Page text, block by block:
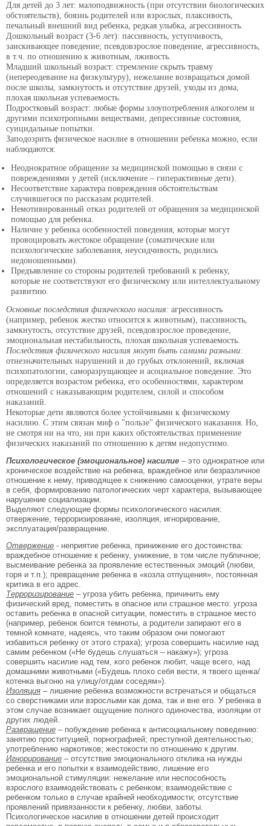
Для детей до 3 лет: малоподвижность (при отсутствии биологических
обстоятельств), боязнь родителей или взрослых, плаксивость,
печальный внешний вид ребенка, редкая улыбка, агрессивность.
Дошкольный возраст (3-6 лет): пассивность, уступчивость,
заискивающее поведение; псевдовзрослое поведение, агрессивность,
в т.ч. по отношению к животным, лживость.
Младший школьный возраст: стремление скрыть травму
(непереодевание на физкультуру), нежелание возвращаться домой
после школы, замкнутость и отсутствие друзей, уходы из дома,
плохая школьная успеваемость.
Подростковый возраст: любые формы злоупотребления алкоголем и
другими психотропными веществами, депрессивные состояния,
суицидальные попытки.
Заподозрить физическое насилие в отношении ребенка можно, если
наблюдаются:
Неоднократное обращение за медицинской помощью в связи с
повреждениями у детей (исключение – гиперактивные дети).
Несоответствие характера повреждения обстоятельствам
случившегося по рассказам родителей.
Немотивированный отказ родителей от обращения за медицинской
помощью для ребенка.
Наличие у ребенка особенностей поведения, которые могут
провоцировать жестокое обращение (соматические или
психологические заболевания, неусидчивость, родились
недоношенными).
Предъявление со стороны родителей требований к ребенку,
которые не соответствуют его физическому или интеллектуальному
развитию.
Основные последствия физического насилия: агрессивность
(например, ребенок жестко относится к животным), пассивность,
замкнутость, отсутствие друзей, псевдовзрослое проведение,
эмоциональная нестабильность, плохая школьная успеваемость.
Последствия физического насилия могут быть самими разными:
отнезначительных нарушений и до грубых отклонений, включая
психопатологии, саморазрущающее и асоциальное поведение. Это
определяется возрастом ребенка, его особенностями, характером
отношений с наказывающим родителем, силой и способом
наказаний.
Некоторые дети являются более устойчивыми к физическому
насилию. С этим связан миф о "пользе" физического наказания. Но,
не смотря ни на что, ни при каких обстоятельствах применение
физических наказаний по отношению к детям недопустимо.
Психологическое (эмоциональное) насилие – это однократное или
хроническое воздействие на ребенка, враждебное или безразличное
отношение к нему, приводящее к снижению самооценки, утрате веры
в себя, формированию патологических черт характера, вызывающее
нарушение социализации.
Выделяют следующие формы психологического насилия:
отвержение, терроризирование, изоляция, игнорирование,
эксплуатация/развращение.
Отвержение - неприятие ребенка, принижение его достоинства:
враждебное отношение к ребенку, унижение, в том числе публичное;
высмеивание ребенка за проявление естественных эмоций (любви,
горя и т.п.); превращение ребенка в «козла отпущения», постоянная
критика в его адрес.
Терроризирование – угроза убить ребенка, причинить ему
физический вред, поместить в опасное или страшное место: угроза
оставить ребенка в опасной ситуации, поместить в страшное место
(например, ребенок боится темноты, а родители запирают его в
темной комнате, надеясь, что таким образом они помогают
избавиться ребенку от этого страха); угроза совершить насилие над
самим ребенком («Не будешь слушаться – накажу»); угроза
совершить насилие над тем, кого ребенок любит, чаще всего, над
домашними животными («Будешь плохо себя вести, я твоего щенка/
котенка выгоню на улицу/отдам соседям»).
Изоляция – лишение ребенка возможности встречаться и общаться
со сверстниками или взрослыми как дома, так и вне его. У ребенка в
этом случае возникает ощущение полного одиночества, изоляции от
других людей.
Развращение – побуждение ребенка к антисоциальному поведению:
занятию проституцией, порнографией; преступной деятельностью;
употреблению наркотиков; жестокости по отношению к другим.
Игнорирование – отсутствие эмоционального отклика на нужды
ребенка и его попытки к взаимодействию, лишение его
эмоциональной стимуляции: нежелание или неспособность
взрослого взаимодействовать с ребенком; взаимодействие с
ребенком только в случае крайней необходимости; отсутствие
проявлений привязанности к ребенку, любви, заботы.
Психологическое насилие в отношении детей происходит